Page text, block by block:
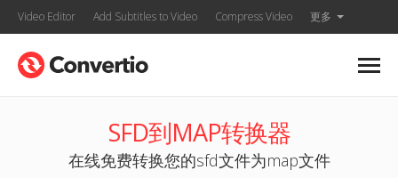
Video Editor Add Subtitles to Video Compress Video 更多
SFD到MAP转换器
在线免费转换您的sfd文件为map文件